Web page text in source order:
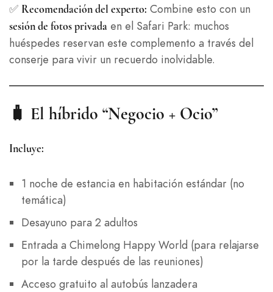
✅ Recomendación del experto: Combine esto con un
sesión de fotos privada en el Safari Park: muchos
huéspedes reservan este complemento a través del
conserje para vivir un recuerdo inolvidable.
🧳 El híbrido “Negocio + Ocio”
Incluye:
1 noche de estancia en habitación estándar (no
temática)
Desayuno para 2 adultos
Entrada a Chimelong Happy World (para relajarse
por la tarde después de las reuniones)
Acceso gratuito al autobús lanzadera